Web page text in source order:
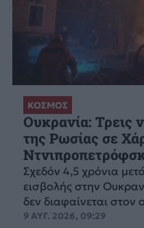
ΚΟΣΜΟΣ
Ουκρανία: Τρεις
της Ρωσίας σε
Σχεδόν 4,5 χρόνια
εισβολής στην
δεν διαφαίνεται στον
9 ΑΥΓ. 2026, 09:29